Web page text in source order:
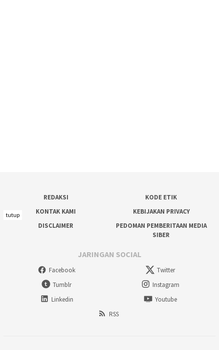
REDAKSI
KODE ETIK
KONTAK KAMI
KEBIJAKAN PRIVACY
DISCLAIMER
PEDOMAN PEMBERITAAN MEDIA
SIBER
JARINGAN SOCIAL
Facebook
Twitter
Tumblr
Instagram
Linkedin
Youtube
RSS
tutup